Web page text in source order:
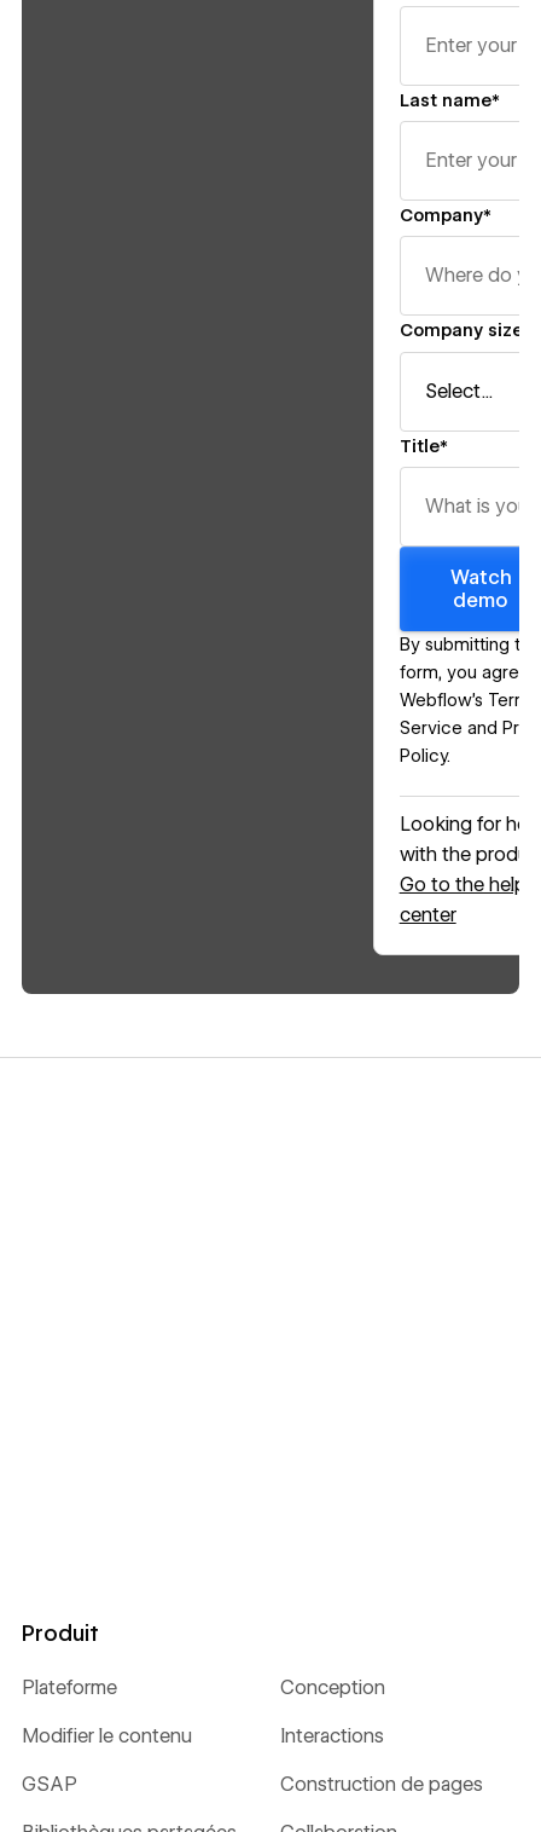
Last name*
Company*
Company size*
Title*
Watch
demo
By submitting this
form, you agree
Webflow’s
Service and
Policy.
Looking for
with the
Go to the help
center
Produit
Plateforme Conception
Modifier le contenu Interactions
GSAP Construction de pages